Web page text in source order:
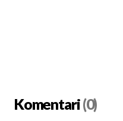
Komentari(0)